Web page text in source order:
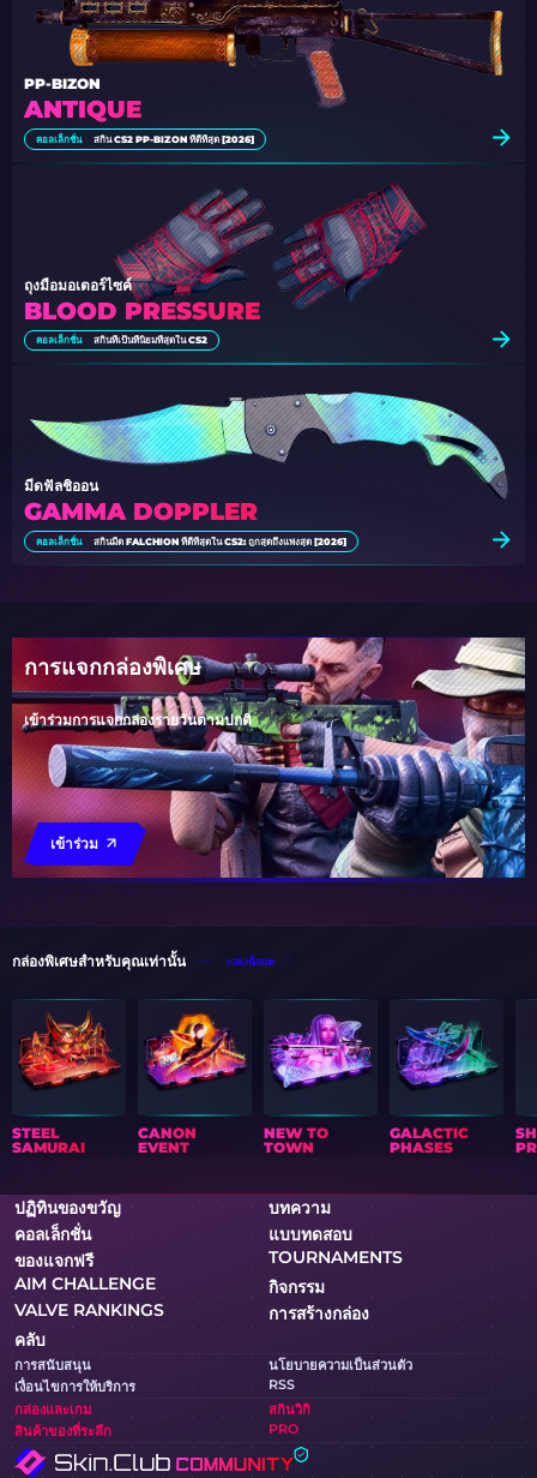
ANTIQUE
PP-BIZON
คอลเล็กชั่น สกิน CS2 PP-BIZON ที่ดีที่สุด [2026]
BLOOD PRESSURE
ถุงมือมอเตอร์ไซค์
คอลเล็กชั่น สกินที่เป็นที่นิยมที่สุดใน CS2
GAMMA DOPPLER
มีดฟัลชิออน
คอลเล็กชั่น สกินมีด FALCHION ที่ดีที่สุดใน CS2: ถูกสุดถึงแพงสุด [2026]
การแจกกล่องพิเศษ
เข้าร่วมการแจกกล่องรายวันตามปกติ
เข้าร่วม
กล่องพิเศษสำหรับคุณเท่านั้น กล่องทั้งหมด
STEEL
SAMURAI
CANON
EVENT
NEW TO
TOWN
GALACTIC
PHASES
ปฏิทินของขวัญ
บทความ
คอลเล็กชั่น
แบบทดสอบ
ของแจกฟรี
TOURNAMENTS
AIM CHALLENGE
กิจกรรม
VALVE RANKINGS
การสร้างกล่อง
คลับ
การสนับสนุน
นโยบายความเป็นส่วนตัว
เงื่อนไขการให้บริการ
RSS
กล่องและเกม
สกินวิกิ
สินค้าของที่ระลึก
PRO